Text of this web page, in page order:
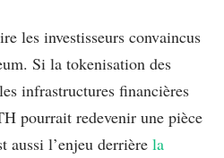
les investisseurs convaincus
Si la tokenisation des
infrastructures financières
pourrait redevenir une pièce
aussi l’enjeu derrière la